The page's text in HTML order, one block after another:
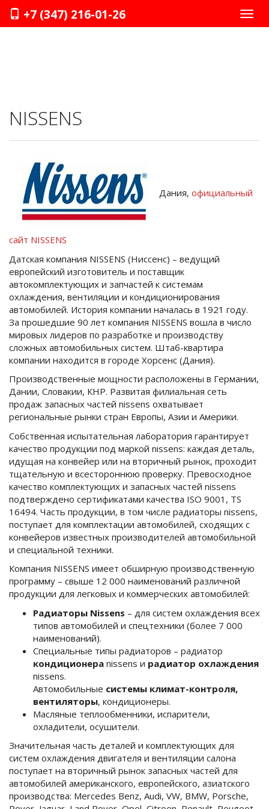
+7 (347) 216-01-26
NISSENS
Дания, официальный
сайт NISSENS
Датская компания NISSENS (Ниссенс) – ведущий
европейский изготовитель и поставщик
автокомплектующих и запчастей к системам
охлаждения, вентиляции и кондиционирования
автомобилей. История компании началась в 1921 году.
За прошедшие 90 лет компания NISSENS вошла в число
мировых лидеров по разработке и производству
сложных автомобильных систем. Штаб-квартира
компании находится в городе Хорсенс (Дания).
Производственные мощности расположены в Германии,
Дании, Словакии, КНР. Развитая филиальная сеть
продаж запасных частей nissens охватывает
региональные рынки стран Европы, Азии и Америки.
Собственная испытательная лаборатория гарантирует
качество продукции под маркой nissens: каждая деталь,
идущая на конвейер или на вторичный рынок, проходит
тщательную и всестороннюю проверку. Превосходное
качество комплектующих и запасных частей nissens
подтверждено сертификатами качества ISO 9001, TS
16494. Часть продукции, в том числе радиаторы nissens,
поступает для комплектации автомобилей, сходящих с
конвейеров известных производителей автомобильной
и специальной техники.
Компания NISSENS имеет обширную производственную
программу – свыше 12 000 наименований различной
продукции для легковых и коммерческих автомобилей:
Радиаторы Nissens – для систем охлаждения всех
типов автомобилей и спецтехники (более 7 000
наименований).
Специальные типы радиаторов – радиатор
кондиционера nissens и радиатор охлаждения
nissens.
Автомобильные системы климат-контроля,
вентиляторы, кондиционеры.
Масляные теплообменники, испарители,
охладители, осушители.
Значительная часть деталей и комплектующих для
систем охлаждения двигателя и вентиляции салона
поступает на вторичный рынок запасных частей для
автомобилей американского, европейского, азиатского
производства: Mercedes Benz, Audi, VW, BMW, Porsche,